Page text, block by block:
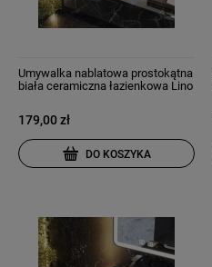
Umywalka nablatowa prostokątna
biała ceramiczna łazienkowa Lino
179,00 zł
DO KOSZYKA